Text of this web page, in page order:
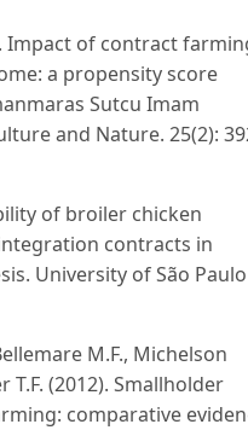
Impact of contract
a propensity score
Sutcu Imam
and Nature. 25(2):
of broiler chicken
contracts in
University of São
M.F., Michelson
T.F. (2012). Smallholder
comparative